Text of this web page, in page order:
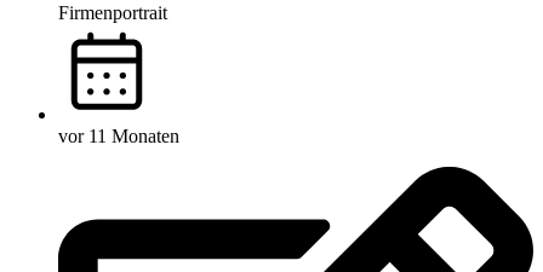
Firmenportrait
vor 11 Monaten